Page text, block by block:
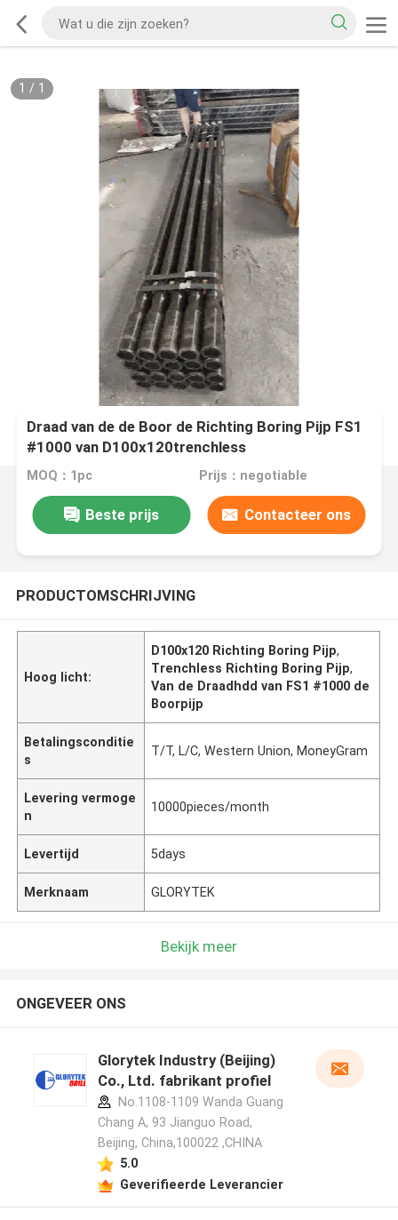
1 / 1
Draad van de de Boor de Richting Boring Pijp FS1
#1000 van D100x120trenchless
MOQ：1pc Prijs：negotiable
Beste prijs Contacteer ons
PRODUCTOMSCHRIJVING
Hoog licht:
D100x120 Richting Boring Pijp,
Trenchless Richting Boring Pijp,
Van de Draadhdd van FS1 #1000 de
Boorpijp
Betalingsconditie
s
T/T, L/C, Western Union, MoneyGram
Levering vermoge
n
10000pieces/month
Levertijd 5days
Merknaam GLORYTEK
Bekijk meer
ONGEVEER ONS
Glorytek Industry (Beijing)
Co., Ltd. fabrikant profiel
No.1108-1109 Wanda Guang
Chang A, 93 Jianguo Road,
Beijing, China,100022 ,CHINA
5.0
Geverifieerde Leverancier